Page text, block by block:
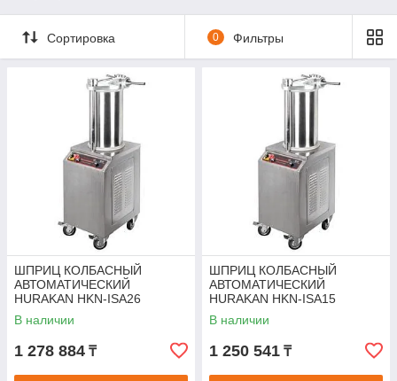
Сортировка 0 Фильтры
ШПРИЦ КОЛБАСНЫЙ
АВТОМАТИЧЕСКИЙ
HURAKAN HKN-ISA26
В наличии
1 278 884 ₸
ШПРИЦ КОЛБАСНЫЙ
АВТОМАТИЧЕСКИЙ
HURAKAN HKN-ISA15
В наличии
1 250 541 ₸